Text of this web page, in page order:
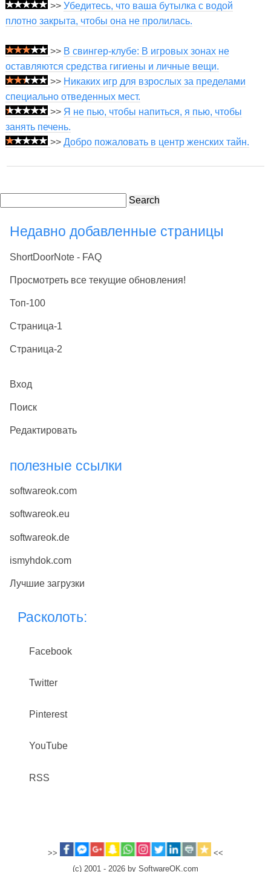
>> Убедитесь, что ваша бутылка с водой
плотно закрыта, чтобы она не пролилась.
>> В свингер-клубе: В игровых зонах не
оставляются средства гигиены и личные вещи.
>> Никаких игр для взрослых за пределами
специально отведенных мест.
>> Я не пью, чтобы напиться, я пью, чтобы
занять печень.
>> Добро пожаловать в центр женских тайн.
Search
Недавно добавленные страницы
ShortDoorNote - FAQ
Просмотреть все текущие обновления!
Топ-100
Страница-1
Страница-2
Вход
Поиск
Редактировать
полезные ссылки
softwareok.com
softwareok.eu
softwareok.de
ismyhdok.com
Лучшие загрузки
Расколоть:
Facebook
Twitter
Pinterest
YouTube
RSS
>>
<<
(c) 2001 - 2026 by SoftwareOK.com